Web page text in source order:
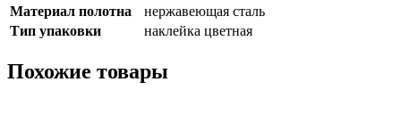
Материал полотна
нержавеющая сталь
Тип упаковки
наклейка цветная
Похожие товары